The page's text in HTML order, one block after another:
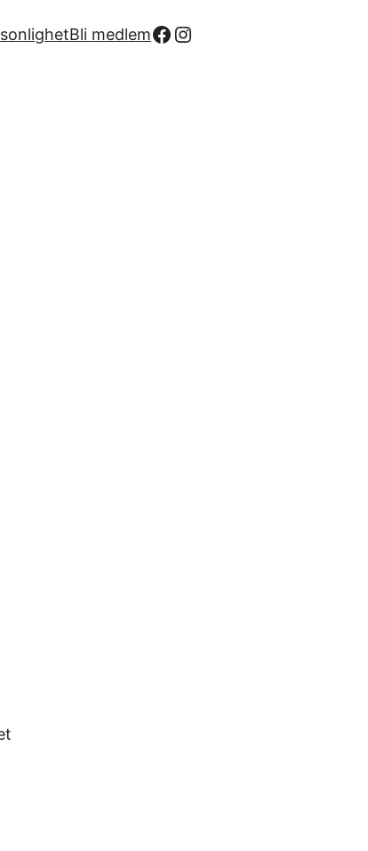
Bli medlemFacebook
Instagram